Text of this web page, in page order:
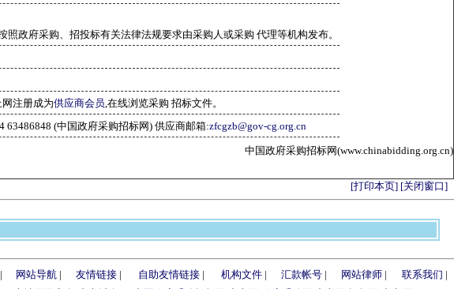
照政府采购、招投标有关法律法规要求由采购人或采购 代理等机构发布。
注册成为供应商会员,在线浏览采购 招标文件。
63486848 (中国政府采购招标网) 供应商邮箱:zfcgzb@gov-cg.org.cn
中国政府采购招标网(www.chinabidding.org.cn)
[打印本页] [关闭窗口]
网站导航 | 友情链接 | 自助友情链接 | 机构文件 | 汇款帐号 | 网站律师 | 联系我们 |